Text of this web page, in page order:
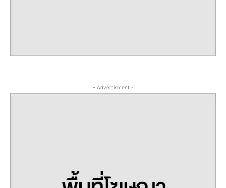
- Advertisment -